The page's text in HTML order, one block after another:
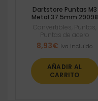
Dartstore Puntas M3
Metal 37.5mm 29098
Convertibles Puntas
Puntas de acero
8,93€ Iva incluido
AÑADIR AL
CARRITO